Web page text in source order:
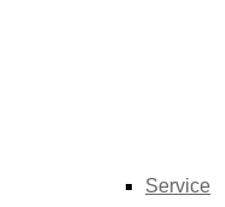
Service